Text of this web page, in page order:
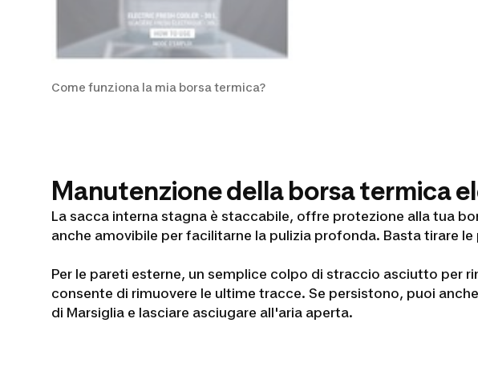
Come funziona la mia borsa termica?
Manutenzione della borsa termica
La sacca interna stagna è staccabile, offre protezione alla tua
anche amovibile per facilitarne la pulizia profonda. Basta tirare
Per le pareti esterne, un semplice colpo di straccio asciutto per
consente di rimuovere le ultime tracce. Se persistono, puoi
di Marsiglia e lasciare asciugare all'aria aperta.